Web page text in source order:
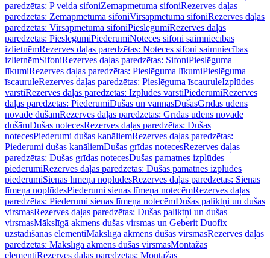
paredzētas: P veida sifoniZemapmetuma sifoniRezerves daļas
paredzētas: Zemapmetuma sifoniVirsapmetuma sifoniRezerves daļas
paredzētas: Virsapmetuma sifoniPieslēgumiRezerves daļas
paredzētas: PieslēgumiPiederumiNoteces sifoni saimniecības
izlietnēmRezerves daļas paredzētas: Noteces sifoni saimniecības
izlietnēmSifoniRezerves daļas paredzētas: SifoniPieslēguma
līkumiRezerves daļas paredzētas: Pieslēguma līkumiPieslēguma
īscauruleRezerves daļas paredzētas: Pieslēguma īscauruleIzplūdes
vārstiRezerves daļas paredzētas: Izplūdes vārstiPiederumiRezerves
daļas paredzētas: PiederumiDušas un vannasDušasGrīdas ūdens
novade dušāmRezerves daļas paredzētas: Grīdas ūdens novade
dušāmDušas notecesRezerves daļas paredzētas: Dušas
notecesPiederumi dušas kanāliemRezerves daļas paredzētas:
Piederumi dušas kanāliemDušas grīdas notecesRezerves daļas
paredzētas: Dušas grīdas notecesDušas pamatnes izplūdes
piederumiRezerves daļas paredzētas: Dušas pamatnes izplūdes
piederumiSienas līmeņa noplūdesRezerves daļas paredzētas: Sienas
līmeņa noplūdesPiederumi sienas līmeņa notecēmRezerves daļas
paredzētas: Piederumi sienas līmeņa notecēmDušas paliktņi un dušas
virsmasRezerves daļas paredzētas: Dušas paliktņi un dušas
virsmasMākslīgā akmens dušas virsmas un Geberit Duofix
uzstādīšanas elementiMākslīgā akmens dušas virsmasRezerves daļas
paredzētas: Mākslīgā akmens dušas virsmasMontāžas
elementiRezerves daļas paredzētas: Montāžas